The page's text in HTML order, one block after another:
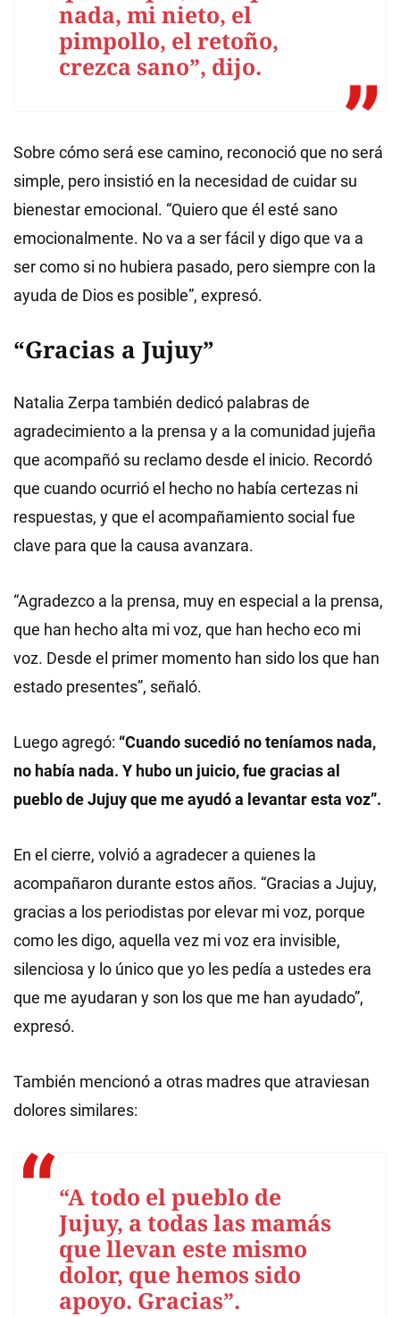
nada, mi nieto, el
pimpollo, el retoño,
crezca sano”, dijo.
Sobre cómo será ese camino, reconoció que no será
simple, pero insistió en la necesidad de cuidar su
bienestar emocional. “Quiero que él esté sano
emocionalmente. No va a ser fácil y digo que va a
ser como si no hubiera pasado, pero siempre con la
ayuda de Dios es posible”, expresó.
“Gracias a Jujuy”
Natalia Zerpa también dedicó palabras de
agradecimiento a la prensa y a la comunidad jujeña
que acompañó su reclamo desde el inicio. Recordó
que cuando ocurrió el hecho no había certezas ni
respuestas, y que el acompañamiento social fue
clave para que la causa avanzara.
“Agradezco a la prensa, muy en especial a la prensa,
que han hecho alta mi voz, que han hecho eco mi
voz. Desde el primer momento han sido los que han
estado presentes”, señaló.
Luego agregó: “Cuando sucedió no teníamos nada,
no había nada. Y hubo un juicio, fue gracias al
pueblo de Jujuy que me ayudó a levantar esta voz”.
En el cierre, volvió a agradecer a quienes la
acompañaron durante estos años. “Gracias a Jujuy,
gracias a los periodistas por elevar mi voz, porque
como les digo, aquella vez mi voz era invisible,
silenciosa y lo único que yo les pedía a ustedes era
que me ayudaran y son los que me han ayudado”,
expresó.
También mencionó a otras madres que atraviesan
dolores similares:
“A todo el pueblo de
Jujuy, a todas las mamás
que llevan este mismo
dolor, que hemos sido
apoyo. Gracias”.